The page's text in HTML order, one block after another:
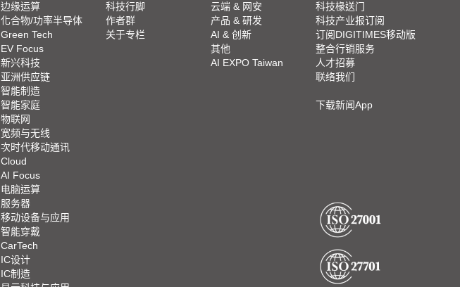
边缘运算
化合物/功率半导体
Green Tech
EV Focus
新兴科技
亚洲供应链
智能制造
智能家庭
物联网
宽频与无线
次时代移动通讯
Cloud
AI Focus
电脑运算
服务器
移动设备与应用
智能穿戴
CarTech
IC设计
IC制造
科技行脚
作者群
关于专栏
云端 & 网安
产品 & 研发
AI & 创新
其他
AI EXPO Taiwan
科技椽送门
科技产业报订阅
订阅DIGITIMES移动版
整合行销服务
人才招募
联络我们
下载新闻App